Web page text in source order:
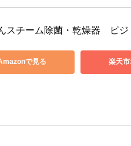
スチーム除菌・乾燥器　ピジ
で見る 楽天